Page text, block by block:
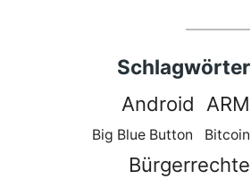
Schlagwörter
Android ARM
Big Blue Button Bitcoin
Bürgerrechte